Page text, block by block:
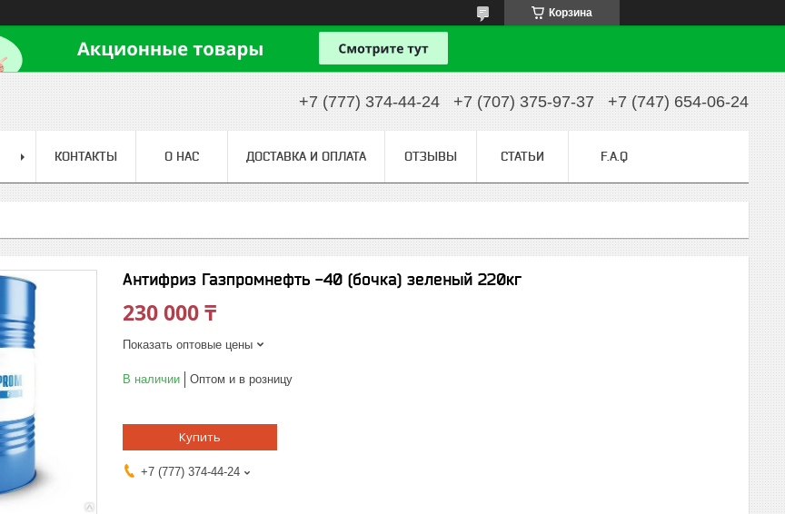
Корзина
+7 (777) 374-44-24 +7 (707) 375-97-37 +7 (747) 654-06-24
КОНТАКТЫ О НАС ДОСТАВКА И ОПЛАТА ОТЗЫВЫ СТАТЬИ F.A.Q
Антифриз Газпромнефть -40 (бочка) зеленый 220кг
230 000 ₸
Показать оптовые цены
В наличии Оптом и в розницу
Купить
+7 (777) 374-44-24